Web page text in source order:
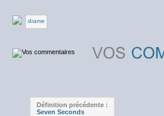
drame
Définition précédente :
Seven Seconds